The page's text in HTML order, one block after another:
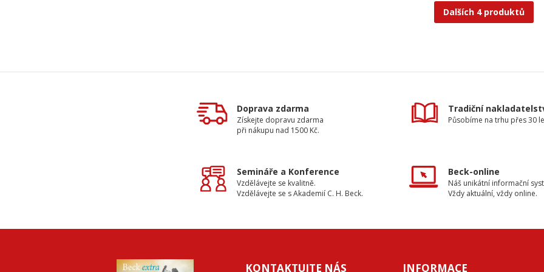
Dalších 4 produktů
Doprava zdarma
Získejte dopravu zdarma
při nákupu nad 1500 Kč.
Tradiční
Působíme na trhu přes 30
Semináře a Konference
Vzdělávejte se kvalitně.
Vzdělávejte se s Akademií C. H. Beck.
Beck-online
Náš unikátní informační
Vždy aktuální, vždy online.
KONTAKTUJTE NÁS INFORMACE